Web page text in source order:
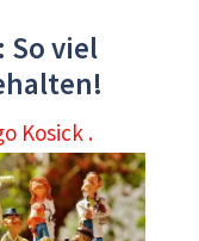
So viel
Kosick .